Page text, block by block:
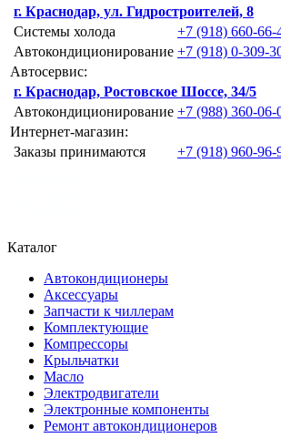
г. Краснодар, ул. Гидростроителей, 8
Системы холода
+7 (918) 660-66-
Автокондиционирование +7 (918) 0-309-
Автосервис:
г. Краснодар, Ростовское Шоссе, 34/5
Автокондиционирование +7 (988) 360-06-
Интернет-магазин:
Заказы принимаются
+7 (918) 960-96-
Каталог
Автокондиционеры
Аксессуары
Запчасти к чиллерам
Комплектующие
Компрессоры
Крыльчатки
Масло
Электродвигатели
Электронные компоненты
Ремонт автокондиционеров